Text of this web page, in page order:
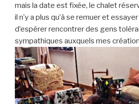
mais la date est fixée, le chalet
il n’y a plus qu’à se remuer et
d’espérer rencontrer des gens
sympathiques auxquels mes